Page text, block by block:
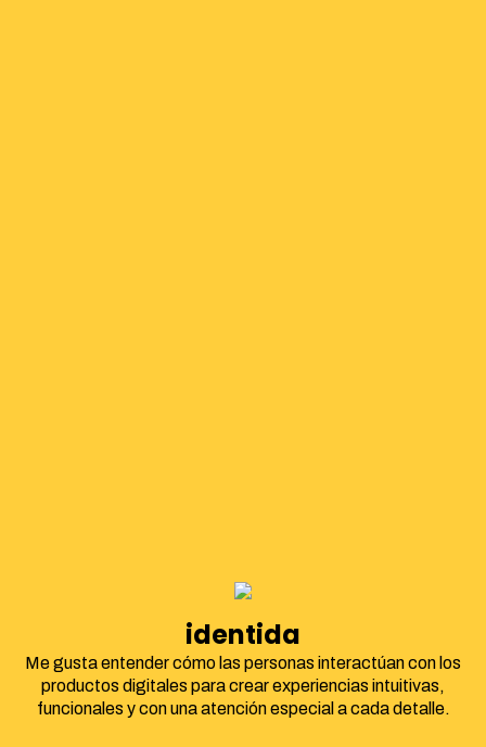
identidad corpora
Me gusta entender cómo las personas interactúan con los
productos digitales para crear experiencias intuitivas,
funcionales y con una atención especial a cada detalle.